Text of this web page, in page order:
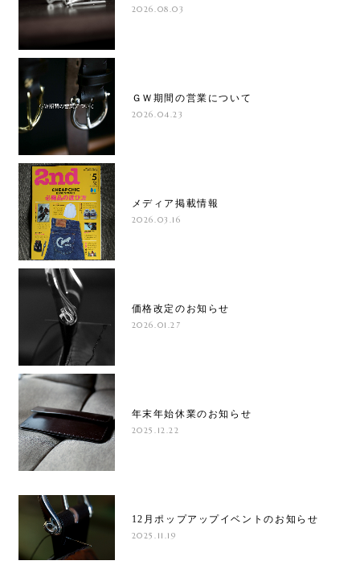
2026.08.03
ＧＷ期間の営業について
2026.04.23
メディア掲載情報
2026.03.16
価格改定のお知らせ
2026.01.27
年末年始休業のお知らせ
2025.12.22
12月ポップアップイベントのお知らせ
2025.11.19